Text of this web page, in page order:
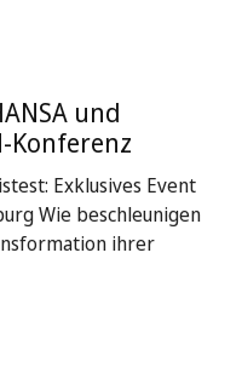
und
Konferenz
Exklusives Event
Wie beschleunigen
ihrer